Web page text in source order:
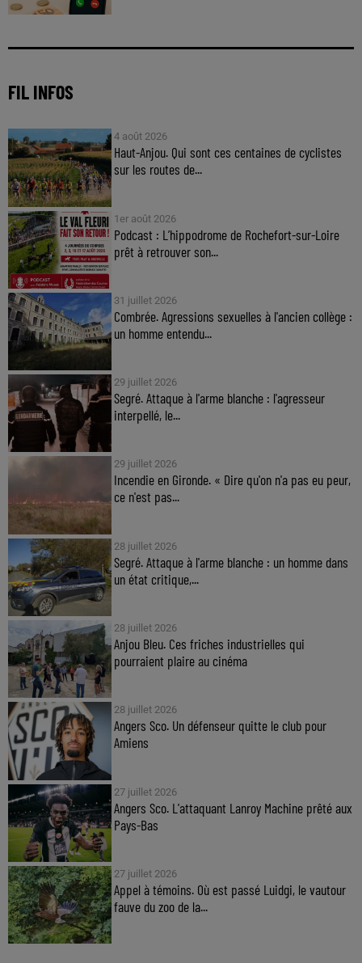
FIL INFOS
4 août 2026
Haut-Anjou. Qui sont ces centaines de cyclistes
sur les routes de...
1er août 2026
Podcast : L’hippodrome de Rochefort-sur-Loire
prêt à retrouver son...
31 juillet 2026
Combrée. Agressions sexuelles à l'ancien collège :
un homme entendu...
29 juillet 2026
Segré. Attaque à l'arme blanche : l'agresseur
interpellé, le...
29 juillet 2026
Incendie en Gironde. « Dire qu'on n'a pas eu peur,
ce n'est pas...
28 juillet 2026
Segré. Attaque à l'arme blanche : un homme dans
un état critique,...
28 juillet 2026
Anjou Bleu. Ces friches industrielles qui
pourraient plaire au cinéma
28 juillet 2026
Angers Sco. Un défenseur quitte le club pour
Amiens
27 juillet 2026
Angers Sco. L'attaquant Lanroy Machine prêté aux
Pays-Bas
27 juillet 2026
Appel à témoins. Où est passé Luidgi, le vautour
fauve du zoo de la...